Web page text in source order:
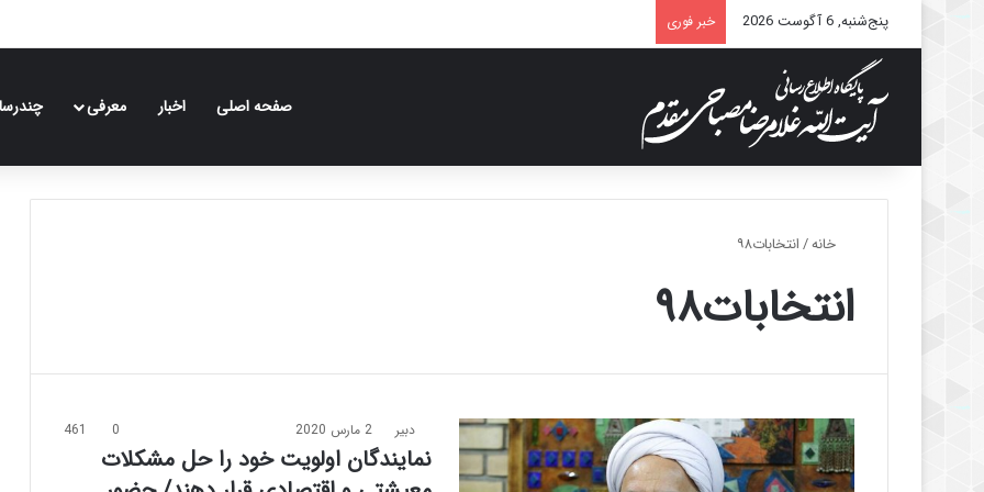
پنج‌شنبه, 6 آگوست 2026 خبر فوری
صفحه اصلی اخبار معرفی
خانه/انتخابات۹۸
انتخابات۹۸
دبیر 2 مارس 2020 0
461
نمایندگان اولویت خود را حل مشکلات